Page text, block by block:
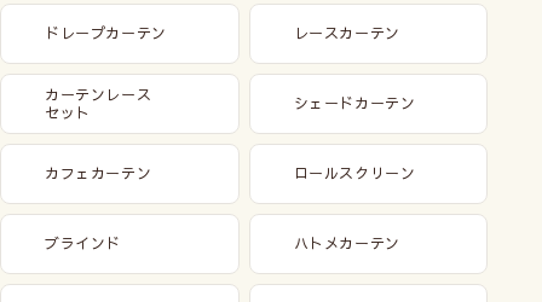
ドレープカーテン レースカーテン
カーテンレース
セット
シェードカーテン
カフェカーテン ロールスクリーン
ブラインド ハトメカーテン